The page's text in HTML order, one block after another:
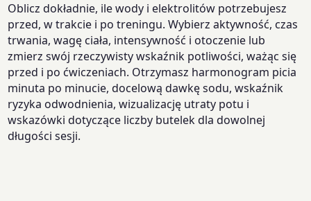
Oblicz dokładnie, ile wody i elektrolitów potrzebujesz
przed, w trakcie i po treningu. Wybierz aktywność, czas
trwania, wagę ciała, intensywność i otoczenie lub
zmierz swój rzeczywisty wskaźnik potliwości, ważąc się
przed i po ćwiczeniach. Otrzymasz harmonogram picia
minuta po minucie, docelową dawkę sodu, wskaźnik
ryzyka odwodnienia, wizualizację utraty potu i
wskazówki dotyczące liczby butelek dla dowolnej
długości sesji.